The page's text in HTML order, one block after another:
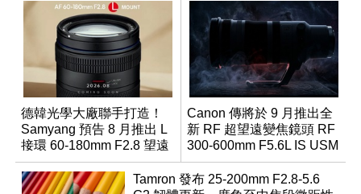
德韓光學大廠聯手打造！
Samyang 預告 8 月推出 L
接環 60-180mm F2.8 望遠
變焦鏡
Canon 傳將於 9 月推出全
新 RF 超望遠變焦鏡頭 RF
300-600mm F5.6L IS USM
Tamron 發布 25-200mm F2.8-5.6